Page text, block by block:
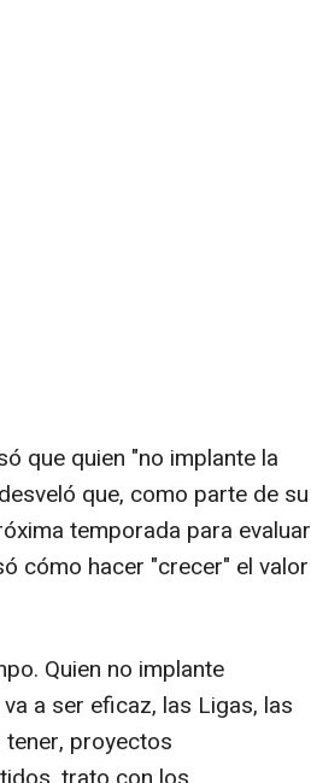
que quien "no implante la
que, como parte de su
temporada para evaluar
cómo hacer "crecer" el valor
Quien no implante
a ser eficaz, las Ligas, las
proyectos